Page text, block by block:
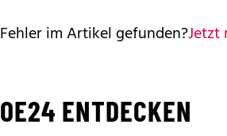
Fehler im Artikel gefunden?Jetzt
OE24 ENTDECKEN